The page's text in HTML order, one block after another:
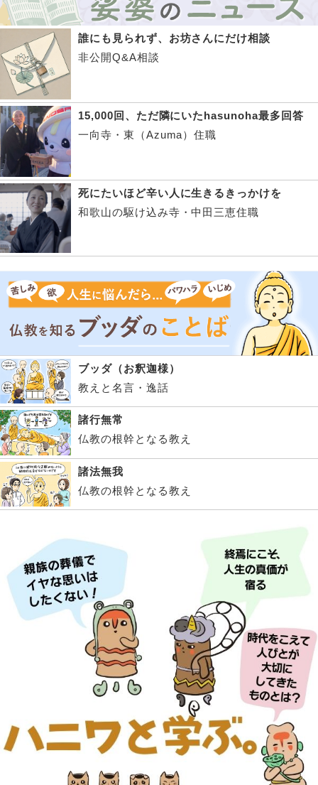
誰にも見られず、お坊さんにだけ相談
非公開Q&A相談
15,000回、ただ隣にいたhasunoha最多回答
一向寺・東（Azuma）住職
死にたいほど辛い人に生きるきっかけを
和歌山の駆け込み寺・中田三恵住職
ブッダ（お釈迦様）
教えと名言・逸話
諸行無常
仏教の根幹となる教え
諸法無我
仏教の根幹となる教え